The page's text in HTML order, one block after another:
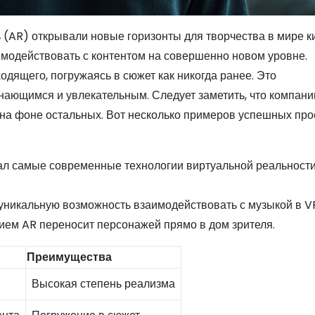
открывали новые горизонты для творчества в мире
с контентом на совершенно новом уровне.
погружаясь в сюжет как никогда ранее. Это
и увлекательным. Следует заметить, что
фоне остальных. Вот несколько примеров успешных
самые современные технологии виртуальной
возможность взаимодействовать с музыкой в
AR переносит персонажей прямо в дом зрителя.
Преимущества
Высокая степень реализма